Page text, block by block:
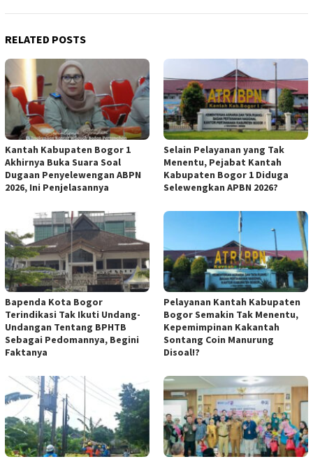
RELATED POSTS
Kantah Kabupaten Bogor 1
Akhirnya Buka Suara Soal
Dugaan Penyelewengan ABPN
2026, Ini Penjelasannya
Selain Pelayanan yang Tak
Menentu, Pejabat Kantah
Kabupaten Bogor 1 Diduga
Selewengkan APBN 2026?
Bapenda Kota Bogor
Terindikasi Tak Ikuti Undang-
Undangan Tentang BPHTB
Sebagai Pedomannya, Begini
Faktanya
Pelayanan Kantah Kabupaten
Bogor Semakin Tak Menentu,
Kepemimpinan Kakantah
Sontang Coin Manurung
Disoal!?